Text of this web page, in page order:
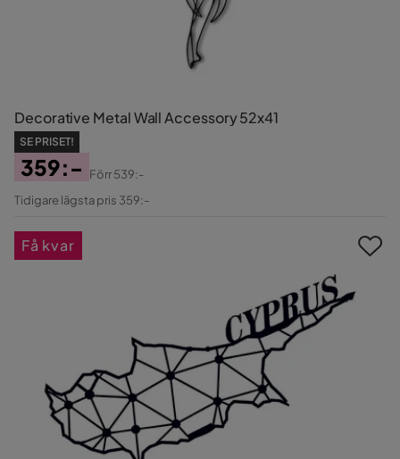
Decorative Metal Wall Accessory 52x41
SE PRISET!
Pris
359:-
Original
Förr539:-
Tidigare lägsta pris 359:-
Få kvar